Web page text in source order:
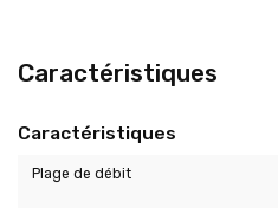
Caractéristiques
Caractéristiques
Plage de débit